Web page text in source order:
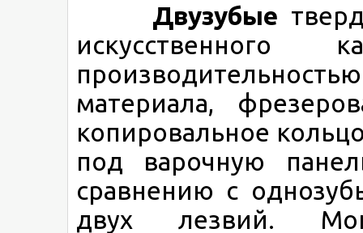
Двузубые
материала,
копировальное
под варочную
сравнению с
двух лезвий.